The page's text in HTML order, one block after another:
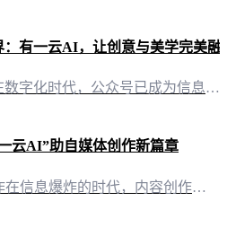
有一云AI，让创意与美学完美融
一、引领潮流的排版美学在数字化时代，公众号已成为信息传播的重要阵地。如何让有限的文字与图片在屏幕上绽放光彩，成为创作者们关注的焦点。有一云AI，凭借其前沿的技术，为公众号素材排版开辟了全新的美学领域。 二、数千款装修皮肤，风格随心所欲在有一云AI的辅助下，创作者们无需再为排版烦恼。它提供了涵盖标题、内容、图文、分隔、引导等五大类的数千款装修皮肤，每一款都经过精心设计，既满足实用需求，又不失美学价
云AI”助自媒体创作新篇章
颠覆传统，AI赋能内容创作在信息爆炸的时代，内容创作者们面临着巨大的挑战。如何高效、高质量地创作内容，成为了自媒体从业者的共同难题。此时，“有一云AI”应运而生，以其创新性的AI智能写作与排版功能，为自媒体创作者提供了强大的技术支持。 千款装修皮肤，打造个性化内容排版“有一云AI”在内容排版方面独具匠心，提供了包含标题、内容、图文、分隔、引导等五大类的数千款装修皮肤。这些设计精美的皮肤，不仅提升